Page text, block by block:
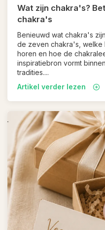
Wat zijn chakra's?
chakra's
Benieuwd wat chakra's
de zeven chakra's, welke
horen en hoe de
inspiratiebron vormt
tradities....
Artikel verder lezen